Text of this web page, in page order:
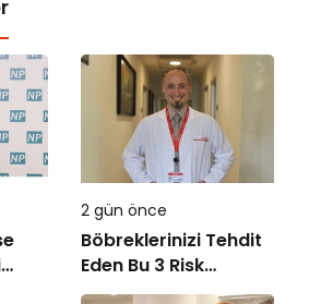
2 gün önce
Böbreklerinizi Tehdit
Eden Bu 3 Risk
Faktörüne Dikkat!